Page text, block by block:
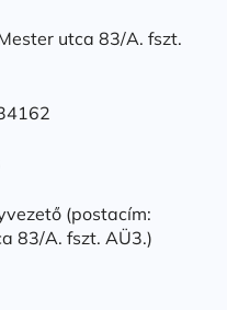
utca 83/A. fszt.
(postacím:
83/A. fszt. AÜ3.)